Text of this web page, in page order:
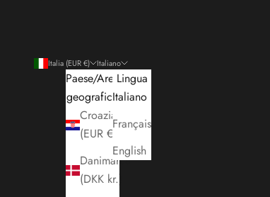
Italia (EUR €)
Paese/Area
geografica
Croazia
(EUR €)
Danimarca
(DKK kr.)
Italiano
Lingua
Italiano
Français
English